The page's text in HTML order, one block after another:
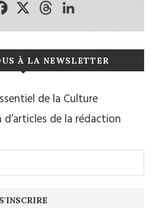
À LA NEWSLETTER
de la Culture
de la rédaction